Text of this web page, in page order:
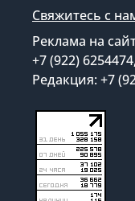
Свяжитесь с
Реклама на
+7 (922)
Редакция: +7